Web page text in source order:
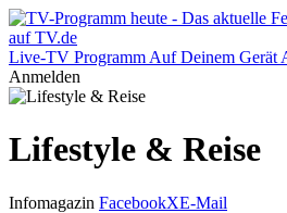
Live-TV Programm Auf Deinem Gerät
Anmelden
Lifestyle & Reise
Infomagazin FacebookXE-Mail